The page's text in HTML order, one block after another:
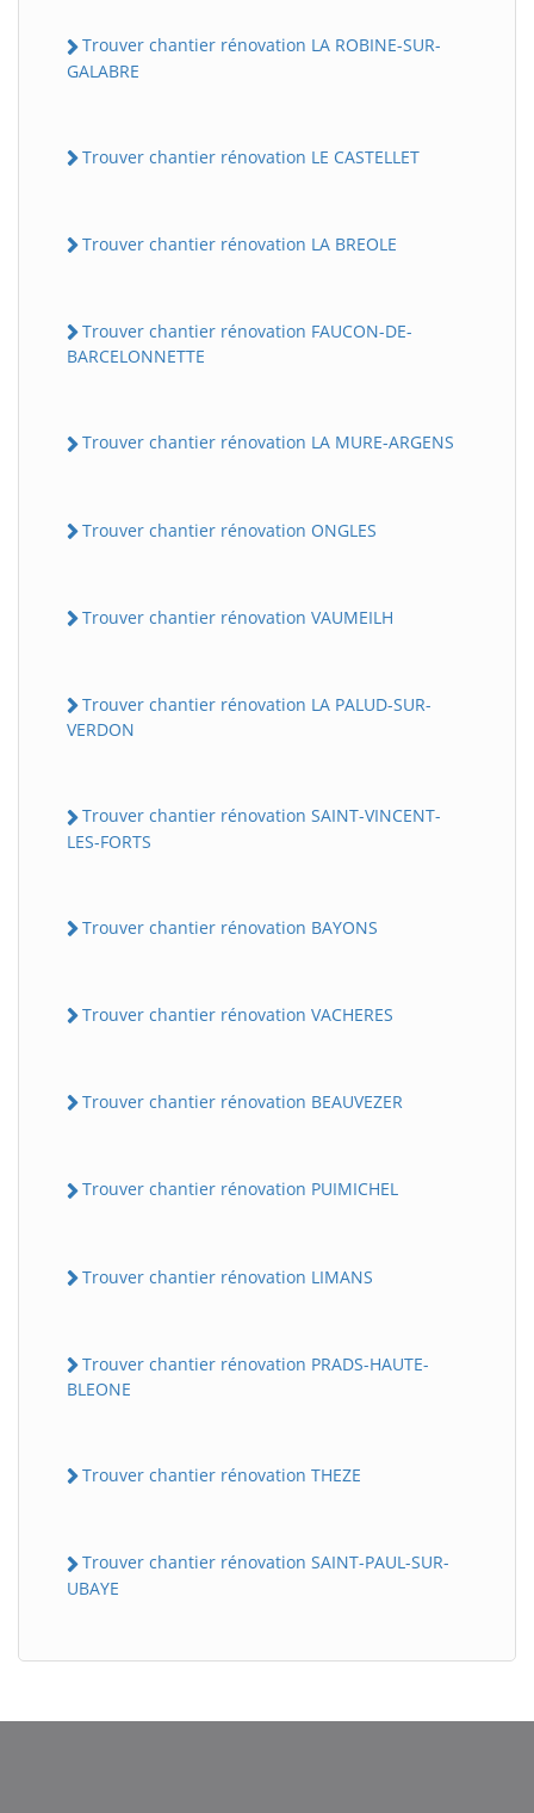
Trouver chantier rénovation LA ROBINE-SUR-
GALABRE
Trouver chantier rénovation LE CASTELLET
Trouver chantier rénovation LA BREOLE
Trouver chantier rénovation FAUCON-DE-
BARCELONNETTE
Trouver chantier rénovation LA MURE-ARGENS
Trouver chantier rénovation ONGLES
Trouver chantier rénovation VAUMEILH
Trouver chantier rénovation LA PALUD-SUR-
VERDON
Trouver chantier rénovation SAINT-VINCENT-
LES-FORTS
Trouver chantier rénovation BAYONS
Trouver chantier rénovation VACHERES
Trouver chantier rénovation BEAUVEZER
Trouver chantier rénovation PUIMICHEL
Trouver chantier rénovation LIMANS
Trouver chantier rénovation PRADS-HAUTE-
BLEONE
Trouver chantier rénovation THEZE
Trouver chantier rénovation SAINT-PAUL-SUR-
UBAYE
B BatiWebPro
Assistant en ligne
B